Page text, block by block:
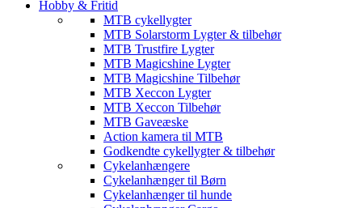
Hobby & Fritid
MTB cykellygter
MTB Solarstorm Lygter & tilbehør
MTB Trustfire Lygter
MTB Magicshine Lygter
MTB Magicshine Tilbehør
MTB Xeccon Lygter
MTB Xeccon Tilbehør
MTB Gaveæske
Action kamera til MTB
Godkendte cykellygter & tilbehør
Cykelanhængere
Cykelanhænger til Børn
Cykelanhænger til hunde